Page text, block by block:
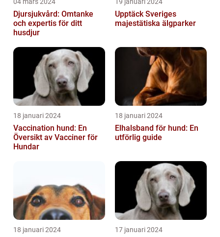
Djursjukvård: Omtanke
och expertis för ditt
husdjur
Upptäck Sveriges
majestätiska älgparker
18 januari 2024
Vaccination hund: En
Översikt av Vacciner för
Hundar
18 januari 2024
Elhalsband för hund: En
utförlig guide
18 januari 2024 17 januari 2024